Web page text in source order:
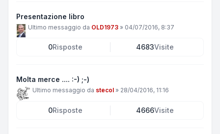
Presentazione libro
Ultimo messaggio da OLD1973 » 04/07/2016, 8:37
0Risposte 4683Visite
Molta merce .... :-) ;-)
Ultimo messaggio da stecol » 28/04/2016, 11:16
0Risposte 4666Visite